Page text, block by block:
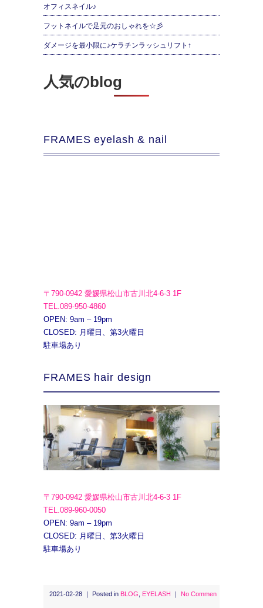
オフィスネイル♪
フットネイルで足元のおしゃれを☆彡
ダメージを最小限に♪ケラチンラッシュリフト↑
人気のblog
FRAMES eyelash & nail
〒790-0942 愛媛県松山市古川北4-6-3 1F
TEL.089-950-4860
OPEN: 9am – 19pm
CLOSED: 月曜日、第3火曜日
駐車場あり
FRAMES hair design
〒790-0942 愛媛県松山市古川北4-6-3 1F
TEL.089-960-0050
OPEN: 9am – 19pm
CLOSED: 月曜日、第3火曜日
駐車場あり
2021-02-28 ｜ Posted in BLOG EYELASH ｜ No Commen